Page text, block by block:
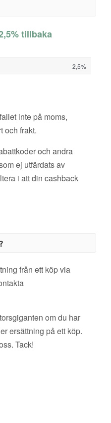
tillbaka
2,5%
inte på moms,
och frakt.
och andra
ej utfärdats av
i att din cashback
från ett köp via
om du har
ersättning på ett köp.
Tack!